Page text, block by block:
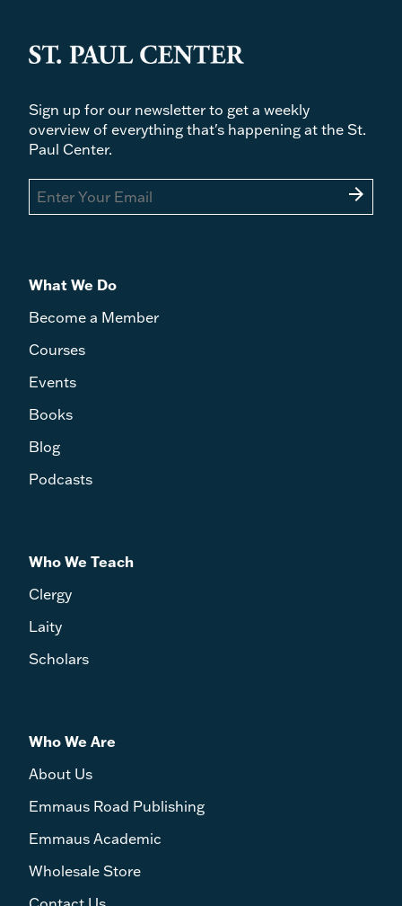
Sign up for our newsletter to get a weekly
overview of everything that's happening at the St.
Paul Center.
arrow_forward
What We Do
Become a Member
Courses
Events
Books
Blog
Podcasts
Who We Teach
Clergy
Laity
Scholars
Who We Are
About Us
Emmaus Road Publishing
Emmaus Academic
Wholesale Store